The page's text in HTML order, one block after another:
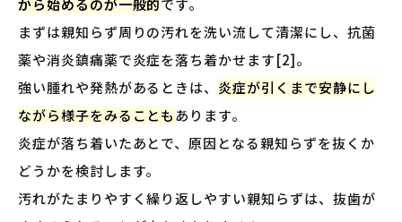
から始めるのが一般的です。
まずは親知らず周りの汚れを洗い流して清潔にし、抗菌
薬や消炎鎮痛薬で炎症を落ち着かせます[2]。
強い腫れや発熱があるときは、 炎症が引くまで安静にし
ながら様子をみることもあります。
炎症が落ち着いたあとで、原因となる親知らずを抜くか
どうかを検討します。
汚れがたまりやすく繰り返しやすい親知らずは、抜歯が